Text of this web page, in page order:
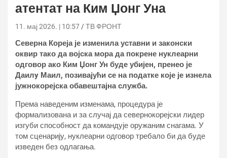
атентат на Ким Џонг Уна
11. мај 2026. | 10:57 ТВ ФРОНТ
Северна Кореја је изменила уставни и законски
оквир тако да војска мора да покрене нуклеарни
одговор ако Ким Џонг Ун буде убијен, пренео је
Даилy Маил, позивајући се на податке које је изнела
јужнокорејска обавештајна служба.
Према наведеним изменама, процедура је
формализована и за случај да севернокорејски лидер
изгуби способност да командује оружаним снагама. У
том сценарију, нуклеарни одговор требало би да буде
изведен без одлагања.